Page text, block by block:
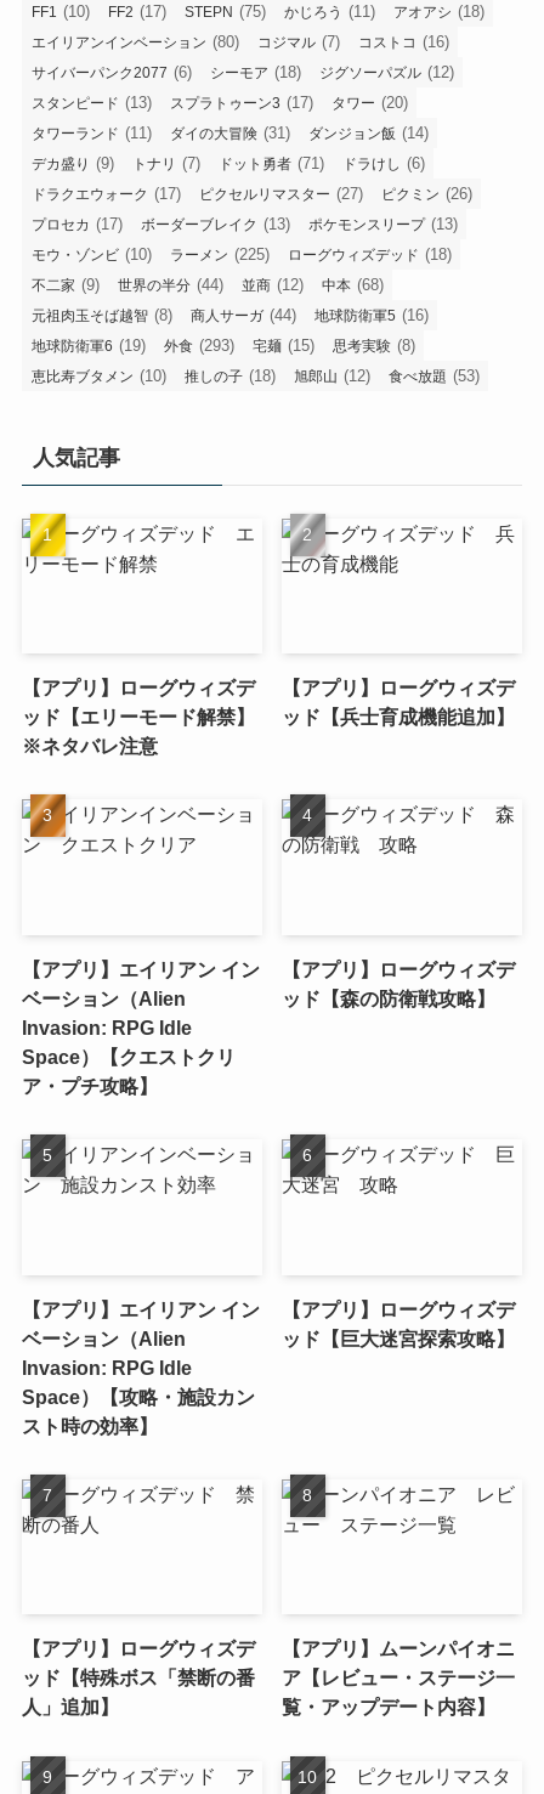
FF1 (10) FF2 (17) STEPN (75) かじろう (11) アオアシ (18)
エイリアンインベーション (80) コジマル (7) コストコ (16)
サイバーパンク2077 (6) シーモア (18) ジグソーパズル (12)
スタンピード (13) スプラトゥーン3 (17) タワー (20)
タワーランド (11) ダイの大冒険 (31) ダンジョン飯 (14)
デカ盛り (9) トナリ (7) ドット勇者 (71) ドラけし (6)
ドラクエウォーク (17) ピクセルリマスター (27) ピクミン (26)
プロセカ (17) ボーダーブレイク (13) ポケモンスリープ(13)
モウ・ゾンビ (10) ラーメン (225) ローグウィズデッド (18)
不二家 (9) 世界の半分 (44) 並商 (12) 中本 (68)
元祖肉玉そば越智 (8) 商人サーガ (44) 地球防衛軍5 (16)
地球防衛軍6 (19) 外食 (293) 宅麺 (15) 思考実験 (8)
恵比寿ブタメン (10) 推しの子 (18) 旭郎山 (12) 食べ放題 (53)
人気記事
【アプリ】ローグウィズデ
ッド【エリーモード解禁】
※ネタバレ注意
【アプリ】ローグウィズデ
ッド【兵士育成機能追加】
【アプリ】エイリアン イン
ベーション（Alien
Invasion: RPG Idle
Space）【クエストクリ
ア・プチ攻略】
【アプリ】ローグウィズデ
ッド【森の防衛戦攻略】
【アプリ】エイリアン イン
ベーション（Alien
Invasion: RPG Idle
Space）【攻略・施設カン
スト時の効率】
【アプリ】ローグウィズデ
ッド【巨大迷宮探索攻略】
【アプリ】ローグウィズデ
ッド【特殊ボス「禁断の番
人」追加】
【アプリ】ムーンパイオニ
ア【レビュー・ステージ一
覧・アップデート内容】